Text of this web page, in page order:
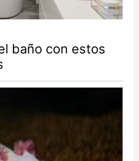
baño con estos